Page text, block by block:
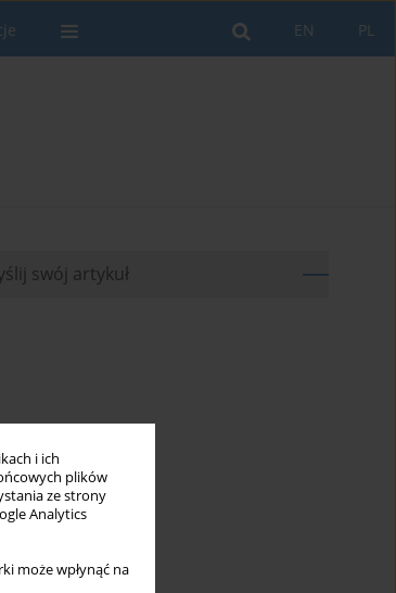
i ich
plików
ze strony
Analytics
może wpłynąć na
PL
EN
swój artykuł